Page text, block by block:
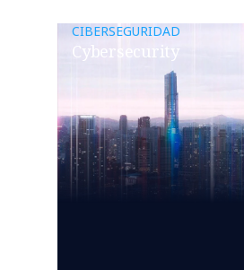
CIBERSEGURIDAD
Cybersecurity